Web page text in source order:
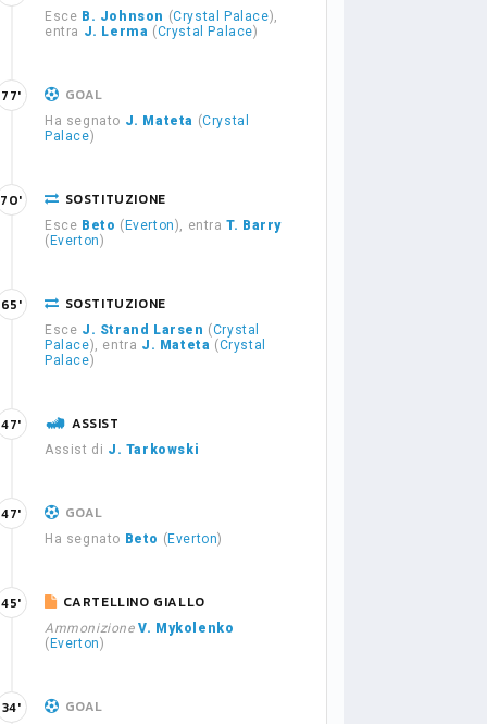
Esce B. Johnson (Crystal Palace),
entra J. Lerma (Crystal Palace)
GOAL
Ha segnato J. Mateta (Crystal
Palace)
77'
SOSTITUZIONE
Esce Beto ( Everton), entraT. Barry
( Everton)
70'
SOSTITUZIONE
Esce J. Strand Larsen (Crystal
Palace), entra J. Mateta (Crystal
Palace)
65'
ASSIST
Assist di J. Tarkowski
47'
GOAL
Ha segnato Beto ( Everton)
47'
CARTELLINO GIALLO
Ammonizione V. Mykolenko
( Everton)
45'
GOAL
34'